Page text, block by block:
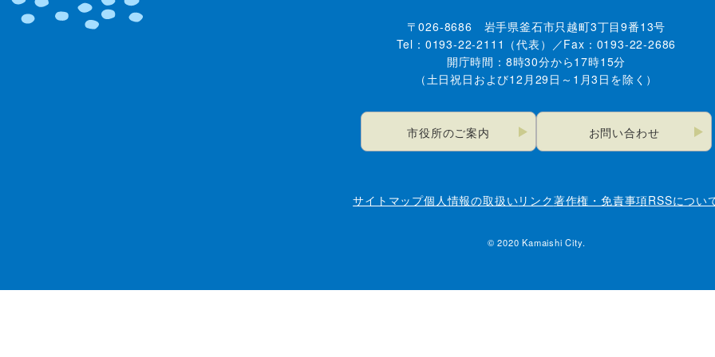
〒026-8686 岩手県釜石市只越町3丁目9番13号
Tel：0193-22-2111（代表）／Fax：0193-22-2686
開庁時間：8時30分から17時15分
（土日祝日および12月29日～1月3日を除く）
市役所のご案内 お問い合わせ
サイトマップ個人情報の取扱いリンク著作権・免責事項RSSについ
© 2020 Kamaishi City.